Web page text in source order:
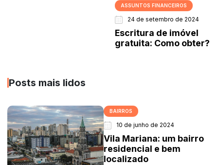
ASSUNTOS FINANCEIROS
24 de setembro de 2024
Escritura de imóvel
gratuita: Como obter?
Posts mais lidos
BAIRROS
10 de junho de 2024
Vila Mariana: um bairro
residencial e bem
localizado